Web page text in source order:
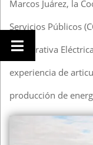
Marcos Juárez, la
Servicios Públicos
Cooperativa
experiencia de
producción de